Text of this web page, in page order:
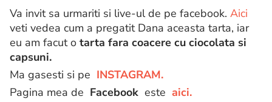
Va invit sa urmariti si live-ul de pe facebook. Aici
veti vedea cum a pregatit Dana aceasta tarta, iar
eu am facut o tarta fara coacere cu ciocolata si
capsuni.
Ma gasesti si pe INSTAGRAM.
Pagina mea de Facebook este aici.